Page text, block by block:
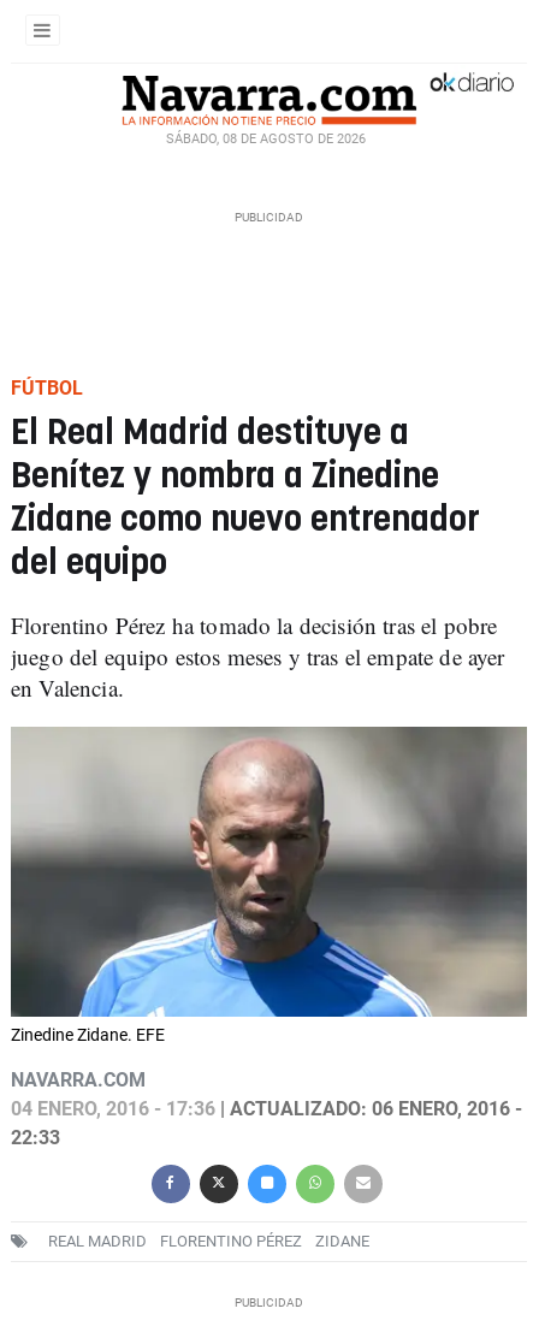
SÁBADO, 08 DE AGOSTO DE 2026
FÚTBOL
El Real Madrid destituye a
Benítez y nombra a Zinedine
Zidane como nuevo entrenador
del equipo
Florentino Pérez ha tomado la decisión tras el pobre
juego del equipo estos meses y tras el empate de ayer
en Valencia.
Zinedine Zidane. EFE
NAVARRA.COM
04 ENERO, 2016 - 17:36 | ACTUALIZADO: 06 ENERO, 2016 -
22:33
REAL MADRID FLORENTINO PÉREZ ZIDANE